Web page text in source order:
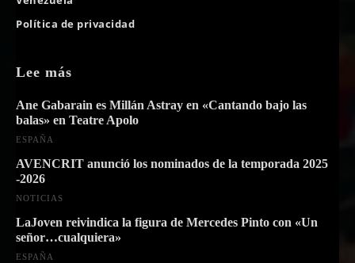
Política de privacidad
Lee más
Ane Gabarain es Millán Astray en «Cantando bajo las
balas» en Teatre Apolo
ESPAÑA
AVENCRIT anunció los nominados de la temporada 2025
-2026
NOTICIAS
LaJoven reivindica la figura de Mercedes Pinto con «Un
señor…cualquiera»
ESPAÑA